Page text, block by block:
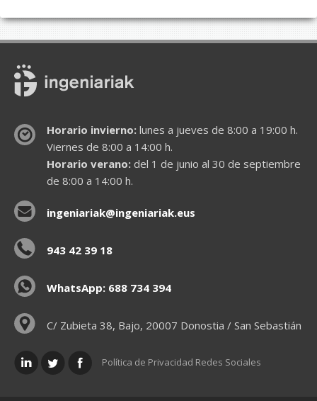
Horario invierno:lunes a jueves de 8:00 a 19:00 h.
Viernes de 8:00 a 14:00 h.
Horario verano:del 1 de junio al 30 de septiembre
de 8:00 a 14:00 h.
ingeniariak@ingeniariak.eus
943 42 39 18
WhatsApp: 688 734 394
C/ Zubieta 38, Bajo, 20007 Donostia / San Sebastián
Política de Privacidad Redes Sociales